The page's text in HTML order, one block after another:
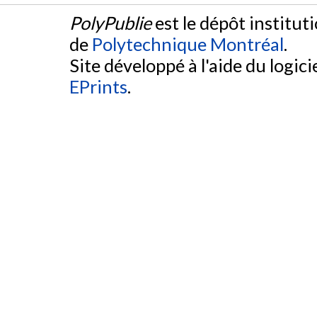
PolyPublieest le dépôt
de Polytechnique Montréal.
Site développé à l'aide du
EPrints.